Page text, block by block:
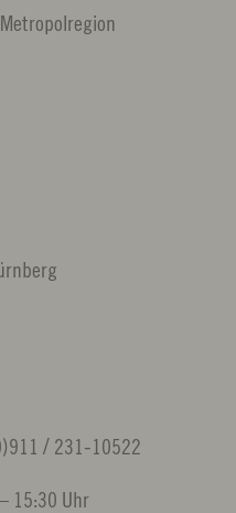
/ 231-10522
15:30 Uhr